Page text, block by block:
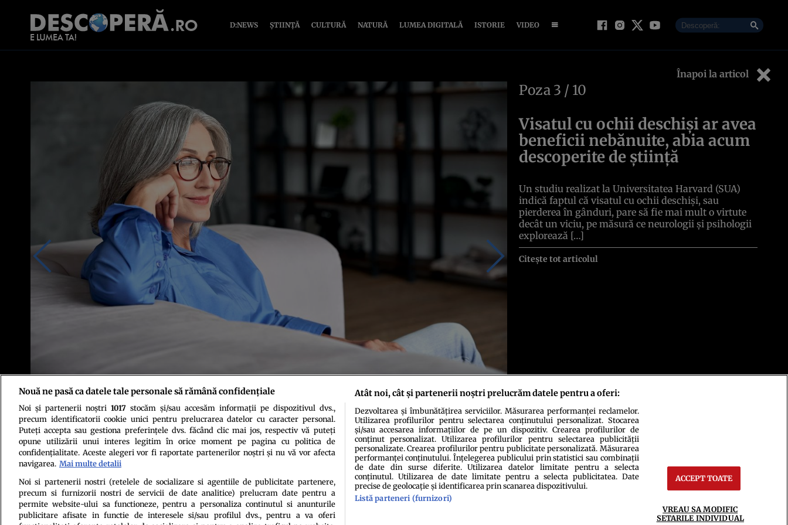
D:NEWS ȘTIINȚĂ CULTURĂ NATURĂ LUMEA DIGITALĂ ISTORIE VIDEO
Înapoi la articol
Foto: Shutterstock
Poza 3 / 10
Visatul cu ochii deschiși ar avea
beneficii nebănuite, abia acum
descoperite de știință
Un studiu realizat la Universitatea Harvard (SUA)
indică faptul că visatul cu ochii deschiși, sau
pierderea în gânduri, pare să fie mai mult o virtute
decât un viciu, pe măsură ce neurologii și psihologii
explorează […]
Citește tot articolul
Politica de confidenţialitatePolitica de cookiesTermeni şi condiţiiEchipa redacțională
Nouă ne pasă ca datele tale personale să rămână confidențiale
Noi și partenerii noștri 1017stocăm și/sau accesăm informații pe dispozitivul dvs.,
precum identificatorii cookie unici pentru prelucrarea datelor cu caracter personal.
Puteți accepta sau gestiona preferințele dvs. făcând clic mai jos, respectiv vă puteți
opune utilizării unui interes legitim în orice moment pe pagina cu politica de
confidențialitate. Aceste alegeri vor fi raportate partenerilor noștri și nu vă vor afecta
navigarea. Mai multe detalii
Noi si partenerii nostri (retelele de socializare si agentiile de publicitate partenere,
precum si furnizorii nostri de servicii de date analitice) prelucram date pentru a
permite website-ului sa functioneze, pentru a personaliza continutul si anunturile
publicitare afisate in functie de interesele si/sau profilul dvs., pentru a va oferi
Atât noi, cât și partenerii noștri prelucrăm datele pentru a oferi:
Dezvoltarea și îmbunătățirea serviciilor. Măsurarea performanței reclamelor.
Utilizarea profilurilor pentru selectarea conținutului personalizat. Stocarea
și/sau accesarea informațiilor de pe un dispozitiv. Crearea profilurilor de
conținut personalizat. Utilizarea profilurilor pentru selectarea publicității
personalizate. Crearea profilurilor pentru publicitate personalizată. Măsurarea
performanței conținutului. Înțelegerea publicului prin statistici sau combinații
de date din surse diferite. Utilizarea datelor limitate pentru a selecta
conținutul. Utilizarea de date limitate pentru a selecta publicitatea. Date
precise de geolocație și identificarea prin scanarea dispozitivului.
Listă parteneri (furnizori)
ACCEPT TOATE
VREAU SA MODIFIC
SETARILE INDIVIDUAL